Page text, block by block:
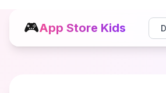
🎮App Store Kids